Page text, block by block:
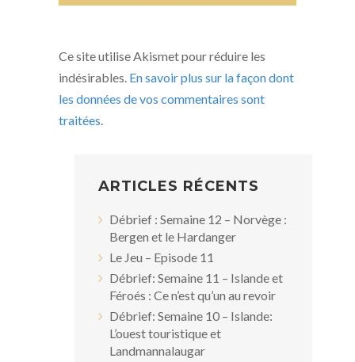
Ce site utilise Akismet pour réduire les
indésirables. En savoir plus sur la façon dont
les données de vos commentaires sont
traitées.
ARTICLES RÉCENTS
Débrief : Semaine 12 – Norvège :
Bergen et le Hardanger
Le Jeu – Episode 11
Débrief: Semaine 11 – Islande et
Féroés : Ce n’est qu’un au revoir
Débrief: Semaine 10 – Islande:
L’ouest touristique et
Landmannalaugar